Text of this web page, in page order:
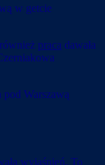
w getcie
praca dawała
Warszawą
wyjaśnień. To